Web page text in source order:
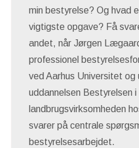
min bestyrelse? Og hvad
vigtigste opgave? Få
andet, når Jørgen
professionel
ved Aarhus Universitet og
uddannelsen Bestyrelsen i
landbrugsvirksomheden
svarer på centrale
bestyrelsesarbejdet.